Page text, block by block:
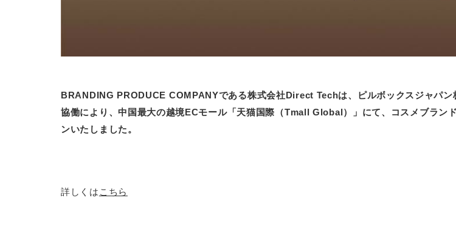
BRANDING PRODUCE COMPANYである株式会社Direct Techは、ピルボックスジャパ
協働により、中国最大の越境ECモール「天猫国際（Tmall Global）」にて、コスメブラ
ンいたしました。
詳しくは こちら